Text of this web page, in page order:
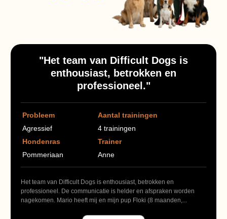
"Het team van Difficult Dogs is
enthousiast, betrokken en
professioneel."
Probleem
Aantal trainingen
Agressief
4 trainingen
Hondenras
Trainer
Pommeriaan
Anne
Het team van Difficult Dogs is enthousiast, betrokken en
professioneel. De communicatie is helder en afspraken worden
nagekomen. Mario heeft mij en mijn pup Floki (8 maanden,...